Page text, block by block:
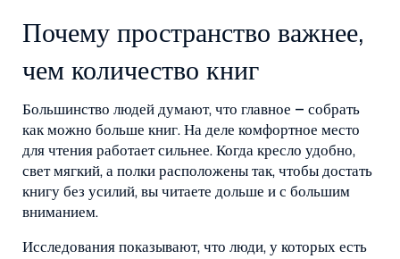
Почему пространство важнее,
чем количество книг
Большинство людей думают, что главное – собрать
как можно больше книг. На деле комфортное место
для чтения работает сильнее. Когда кресло удобно,
свет мягкий, а полки расположены так, чтобы достать
книгу без усилий, вы читаете дольше и с большим
вниманием.
Исследования показывают, что люди, у которых есть